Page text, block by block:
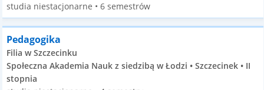
studia niestacjonarne • 6 semestrów
Pedagogika
Filia w Szczecinku
Społeczna Akademia Nauk z siedzibą w Łodzi • Szczecinek • II
stopnia